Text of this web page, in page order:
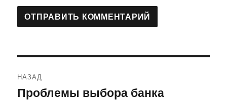
по
НАЗАД
Предыдущая
Проблемы выбора банка